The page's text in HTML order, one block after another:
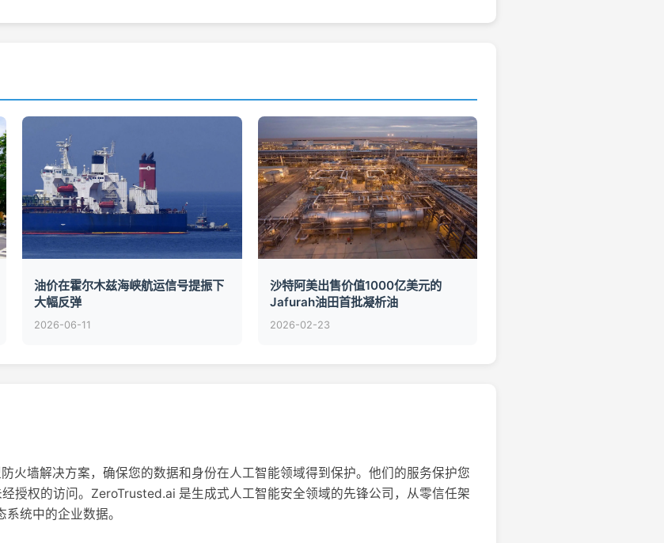
油价在霍尔木兹海峡航运信号提振下
大幅反弹
2026-06-11
沙特阿美出售价值1000亿美元的
Jafurah油田首批凝析油
2026-02-23
火墙解决方案，确保您的数据和身份在人工智能领域得到保护。他们的服务保护您
授权的访问。ZeroTrusted.ai 是生成式人工智能安全领域的先锋公司，从零信任架
统中的企业数据。